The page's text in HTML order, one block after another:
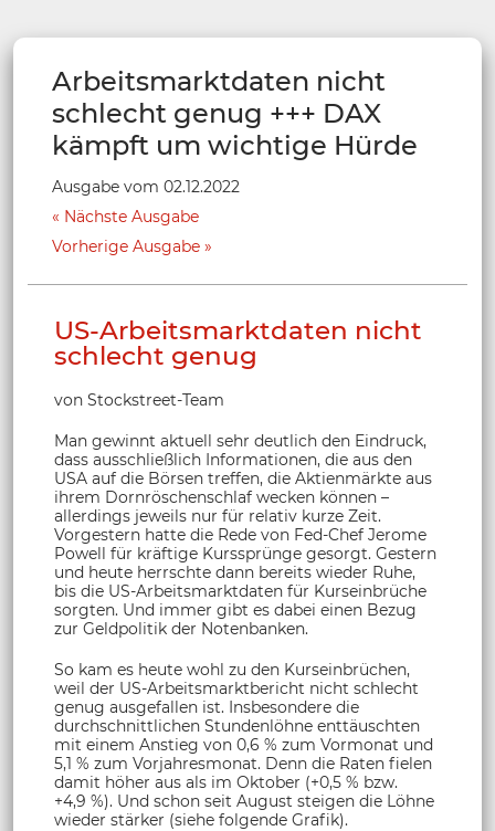
Arbeitsmarktdaten nicht
schlecht genug +++ DAX
kämpft um wichtige Hürde
Ausgabe vom 02.12.2022
Nächste Ausgabe
Vorherige Ausgabe
US-Arbeitsmarktdaten nicht
schlecht genug
von Stockstreet-Team
Man gewinnt aktuell sehr deutlich den Eindruck,
dass ausschließlich Informationen, die aus den
USA auf die Börsen treffen, die Aktienmärkte aus
ihrem Dornröschenschlaf wecken können –
allerdings jeweils nur für relativ kurze Zeit.
Vorgestern hatte die Rede von Fed-Chef Jerome
Powell für kräftige Kurssprünge gesorgt. Gestern
und heute herrschte dann bereits wieder Ruhe,
bis die US-Arbeitsmarktdaten für Kurseinbrüche
sorgten. Und immer gibt es dabei einen Bezug
zur Geldpolitik der Notenbanken.
So kam es heute wohl zu den Kurseinbrüchen,
weil der US-Arbeitsmarktbericht nicht schlecht
genug ausgefallen ist. Insbesondere die
durchschnittlichen Stundenlöhne enttäuschten
mit einem Anstieg von 0,6 % zum Vormonat und
5,1 % zum Vorjahresmonat. Denn die Raten fielen
damit höher aus als im Oktober (+0,5 % bzw.
+4,9 %). Und schon seit August steigen die Löhne
wieder stärker (siehe folgende Grafik).